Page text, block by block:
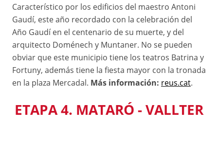
Característico por los edificios del maestro Antoni
Gaudí, este año recordado con la celebración del
Año Gaudí en el centenario de su muerte, y del
arquitecto Doménech y Muntaner. No se pueden
obviar que este municipio tiene los teatros Batrina y
Fortuny, además tiene la fiesta mayor con la tronada
en la plaza Mercadal. Más información: reus.cat.
ETAPA 4. MATARÓ - VALLTER